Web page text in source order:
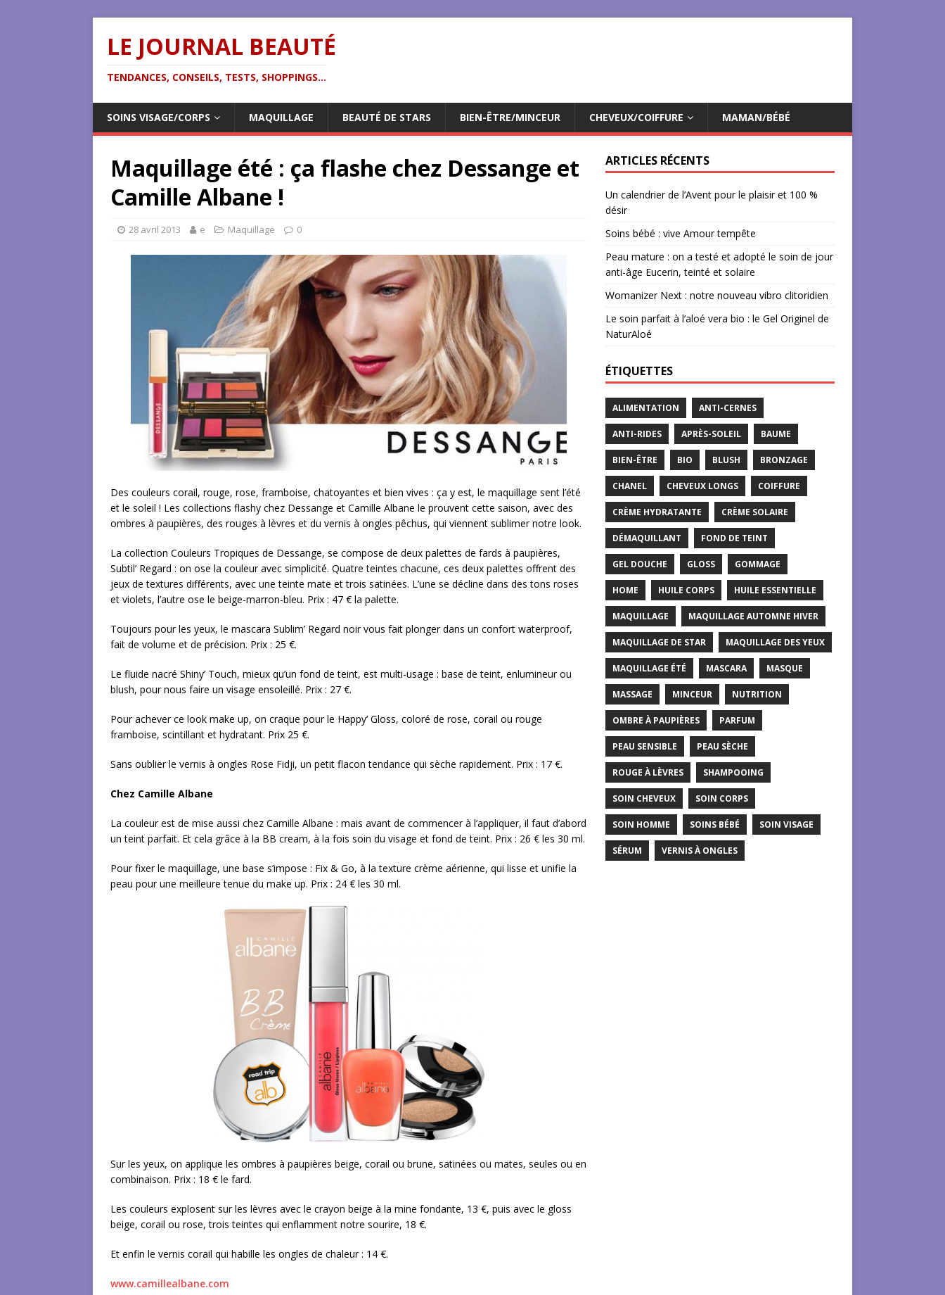
LE JOURNAL BEAUTÉ
TENDANCES, CONSEILS, TESTS, SHOPPINGS...
SOINS VISAGE/CORPS MAQUILLAGE BEAUTÉ DE STARS BIEN-ÊTRE/MINCEUR CHEVEUX/COIFFURE MAMAN/BÉBÉ
Maquillage été : ça flashe chez Dessange et
Camille Albane !
28 avril 2013 e Maquillage 0
Des couleurs corail, rouge, rose, framboise, chatoyantes et bien vives : ça y est, le maquillage sent l’été
et le soleil ! Les collections flashy chez Dessange et Camille Albane le prouvent cette saison, avec des
ombres à paupières, des rouges à lèvres et du vernis à ongles pêchus, qui viennent sublimer notre look.
La collection Couleurs Tropiques de Dessange, se compose de deux palettes de fards à paupières,
Subtil’ Regard : on ose la couleur avec simplicité. Quatre teintes chacune, ces deux palettes offrent des
jeux de textures différents, avec une teinte mate et trois satinées. L’une se décline dans des tons roses
et violets, l’autre ose le beige-marron-bleu. Prix : 47 € la palette.
Toujours pour les yeux, le mascara Sublim’ Regard noir vous fait plonger dans un confort waterproof,
fait de volume et de précision. Prix : 25 €.
Le fluide nacré Shiny’ Touch, mieux qu’un fond de teint, est multi-usage : base de teint, enlumineur ou
blush, pour nous faire un visage ensoleillé. Prix : 27 €.
Pour achever ce look make up, on craque pour le Happy’ Gloss, coloré de rose, corail ou rouge
framboise, scintillant et hydratant. Prix 25 €.
Sans oublier le vernis à ongles Rose Fidji, un petit flacon tendance qui sèche rapidement. Prix : 17 €.
Chez Camille Albane
La couleur est de mise aussi chez Camille Albane : mais avant de commencer à l’appliquer, il faut d’abord
un teint parfait. Et cela grâce à la BB cream, à la fois soin du visage et fond de teint. Prix : 26 € les 30 ml.
Pour fixer le maquillage, une base s’impose : Fix & Go, à la texture crème aérienne, qui lisse et unifie la
peau pour une meilleure tenue du make up. Prix : 24 € les 30 ml.
Sur les yeux, on applique les ombres à paupières beige, corail ou brune, satinées ou mates, seules ou en
combinaison. Prix : 18 € le fard.
Les couleurs explosent sur les lèvres avec le crayon beige à la mine fondante, 13 €, puis avec le gloss
beige, corail ou rose, trois teintes qui enflamment notre sourire, 18 €.
Et enfin le vernis corail qui habille les ongles de chaleur : 14 €.
www.camillealbane.com
ARTICLES RÉCENTS
Un calendrier de l’Avent pour le plaisir et 100 %
désir
Soins bébé : vive Amour tempête
Peau mature : on a testé et adopté le soin de jour
anti-âge Eucerin, teinté et solaire
Womanizer Next : notre nouveau vibro clitoridien
Le soin parfait à l’aloé vera bio : le Gel Originel de
NaturAloé
ÉTIQUETTES
ALIMENTATION ANTI-CERNES
ANTI-RIDES APRÈS-SOLEIL BAUME
BIEN-ÊTRE BIO BLUSH BRONZAGE
CHANEL CHEVEUX LONGS COIFFURE
CRÈME HYDRATANTE CRÈME SOLAIRE
DÉMAQUILLANT FOND DE TEINT
GEL DOUCHE GLOSS GOMMAGE
HOME HUILE CORPS HUILE ESSENTIELLE
MAQUILLAGE MAQUILLAGE AUTOMNE HIVER
MAQUILLAGE DE STAR MAQUILLAGE DES YEUX
MAQUILLAGE ÉTÉ MASCARA MASQUE
MASSAGE MINCEUR NUTRITION
OMBRE À PAUPIÈRES PARFUM
PEAU SENSIBLE PEAU SÈCHE
ROUGE À LÈVRES SHAMPOOING
SOIN CHEVEUX SOIN CORPS
SOIN HOMME SOINS BÉBÉ SOIN VISAGE
SÉRUM VERNIS À ONGLES